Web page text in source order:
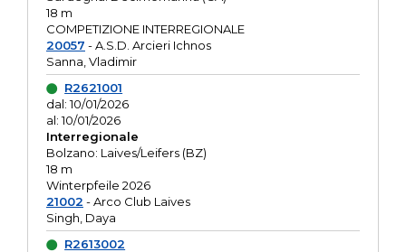
18 m
COMPETIZIONE INTERREGIONALE
20057 - A.S.D. Arcieri Ichnos
Sanna, Vladimir
R2621001
dal: 10/01/2026
al: 10/01/2026
Interregionale
Bolzano: Laives/Leifers (BZ)
18 m
Winterpfeile 2026
21002 - Arco Club Laives
Singh, Daya
R2613002